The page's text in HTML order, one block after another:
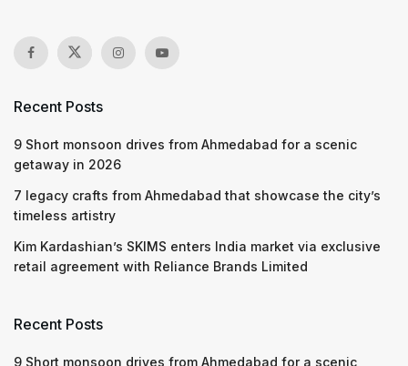
Recent Posts
9 Short monsoon drives from Ahmedabad for a scenic
getaway in 2026
7 legacy crafts from Ahmedabad that showcase the city’s
timeless artistry
Kim Kardashian’s SKIMS enters India market via exclusive
retail agreement with Reliance Brands Limited
Recent Posts
9 Short monsoon drives from Ahmedabad for a scenic